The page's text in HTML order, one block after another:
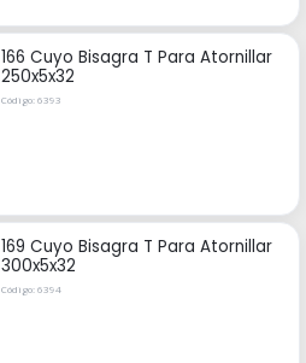
166 Cuyo Bisagra T Para Atornillar
250x5x32
Código: 6393
169 Cuyo Bisagra T Para Atornillar
300x5x32
Código: 6394